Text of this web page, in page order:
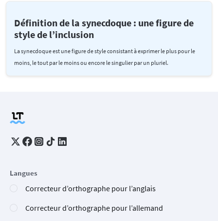
Définition de la synecdoque : une figure de
style de l’inclusion
La synecdoque est une figure de style consistant à exprimer le plus pour le
moins, le tout par le moins ou encore le singulier par un pluriel.
Langues
Correcteur d’orthographe pour l’anglais
Correcteur d’orthographe pour l’allemand